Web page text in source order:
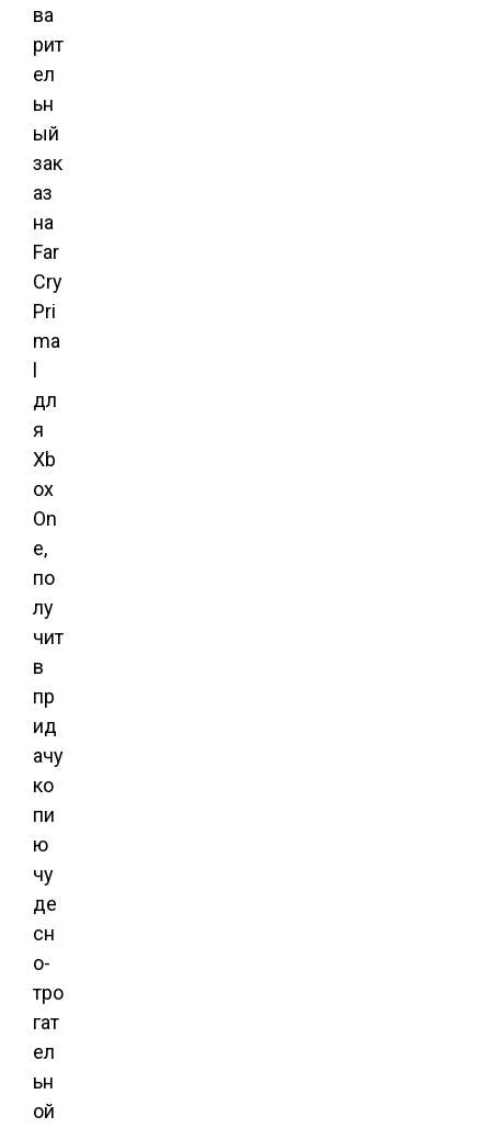
ва
рит
ел
ьн
ый
зак
аз
на
Far
Cry
Pri
ma
дл
я
Xb
ox
On
e,
по
лу
чит
в
пр
ид
ачу
ко
пи
ю
чу
де
сн
о-
тро
гат
ел
ьн
ой